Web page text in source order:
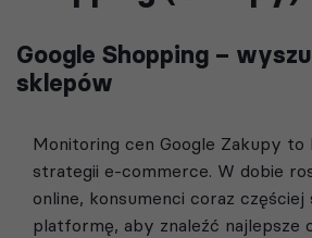
Google Shopping –
sklepów
Monitoring cen Google Zakupy
strategii e-commerce. W dobie
online, konsumenci coraz częściej
platformę, aby znaleźć najlepsze